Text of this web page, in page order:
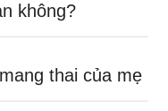
không?
thai của mẹ